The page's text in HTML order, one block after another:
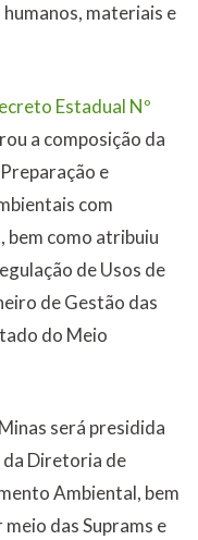
materiais e
Estadual Nº
a composição da
e
com
bem como atribuiu
de Usos de
de Gestão das
do Meio
será presidida
da Diretoria de
Ambiental, bem
das Suprams e